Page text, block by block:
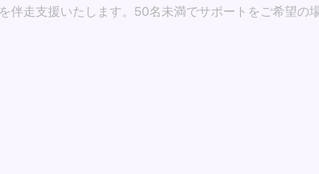
伴走支援いたします。50名未満でサポートをご希望の